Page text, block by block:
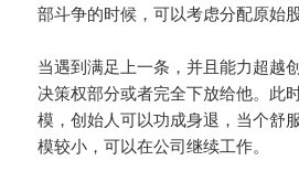
部斗争的时候，可以考虑分配原始股
当遇到满足上一条，并且能力超越
决策权部分或者完全下放给他。此
模，创始人可以功成身退，当个舒
模较小，可以在公司继续工作。